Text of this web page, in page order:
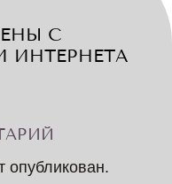
С
ИНТЕРНЕТА
опубликован.